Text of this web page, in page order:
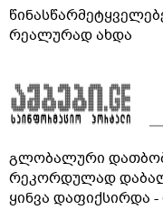
რეალურად ახდა
გლობალური
რეკორდულად
ყინვა დაფიქსირდა -